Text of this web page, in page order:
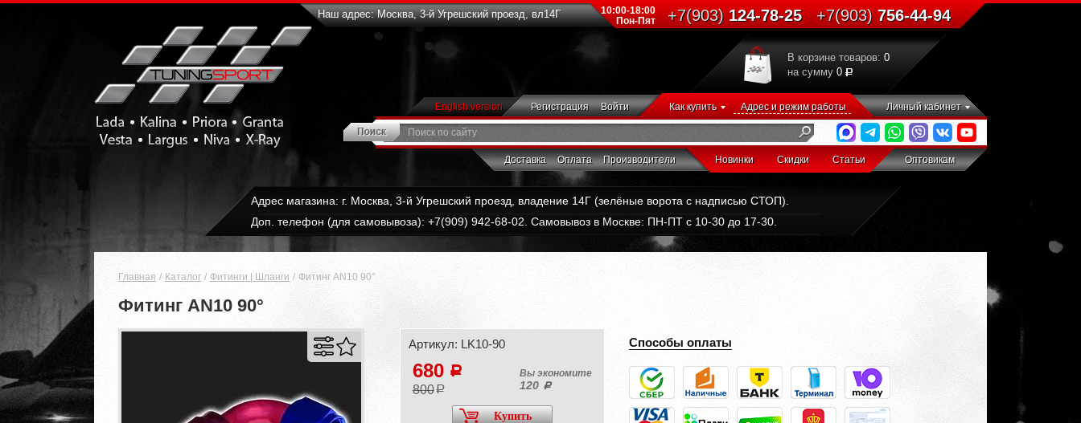
Наш адрес: Москва, 3-й Угрешский проезд, вл14Г
10:00-18:00
Пон-Пят
+7(903)124-78-25 +7(903)756-44-94
В корзине товаров: 0
на сумму 0
English version Регистрация Войти Как купить Адрес и режим работы Личный кабинет
Доставка Оплата Производители Новинки Скидки Статьи Оптовикам
Адрес магазина: г. Москва, 3-й Угрешский проезд, владение 14Г (зелёные ворота с надписью СТОП).
Доп. телефон (для самовывоза): +7(909) 942-68-02. Самовывоз в Москве: ПН-ПТ с 10-30 до 17-30.
Главная Каталог Фитинги | Шланги Фитинг AN10 90°
Фитинг AN10 90°
Артикул: LK10-90
Вы экономите
120 a
680 a
800a
Купить
Способы оплаты